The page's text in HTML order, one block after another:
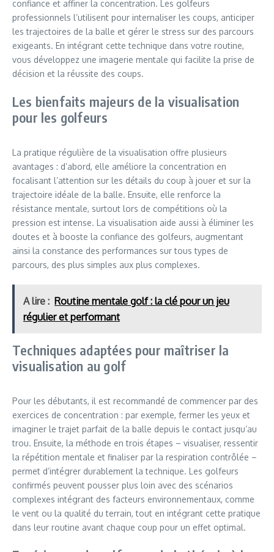
confiance et affiner la concentration. Les golfeurs
professionnels l’utilisent pour internaliser les coups, anticiper
les trajectoires de la balle et gérer le stress sur des parcours
exigeants. En intégrant cette technique dans votre routine,
vous développez une imagerie mentale qui facilite la prise de
décision et la réussite des coups.
Les bienfaits majeurs de la visualisation
pour les golfeurs
La pratique régulière de la visualisation offre plusieurs
avantages : d’abord, elle améliore la concentration en
focalisant l’attention sur les détails du coup à jouer et sur la
trajectoire idéale de la balle. Ensuite, elle renforce la
résistance mentale, surtout lors de compétitions où la
pression est intense. La visualisation aide aussi à éliminer les
doutes et à booste la confiance des golfeurs, augmentant
ainsi la constance des performances sur tous types de
parcours, des plus simples aux plus complexes.
A lire : Routine mentale golf : la clé pour un jeu
régulier et performant
Techniques adaptées pour maîtriser la
visualisation au golf
Pour les débutants, il est recommandé de commencer par des
exercices de concentration : par exemple, fermer les yeux et
imaginer le trajet parfait de la balle depuis le contact jusqu’au
trou. Ensuite, la méthode en trois étapes – visualiser, ressentir
la répétition mentale et finaliser par la respiration contrôlée –
permet d’intégrer durablement la technique. Les golfeurs
confirmés peuvent pousser plus loin avec des scénarios
complexes intégrant des facteurs environnementaux, comme
le vent ou la qualité du terrain, tout en intégrant cette pratique
dans leur routine avant chaque coup pour un effet optimal.